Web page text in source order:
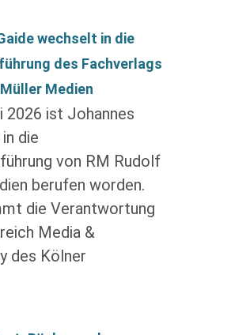
wechselt in die
des Fachverlags
Medien
2026 ist Johannes
die
von RM Rudolf
berufen worden.
die Verantwortung
Media &
des Kölner